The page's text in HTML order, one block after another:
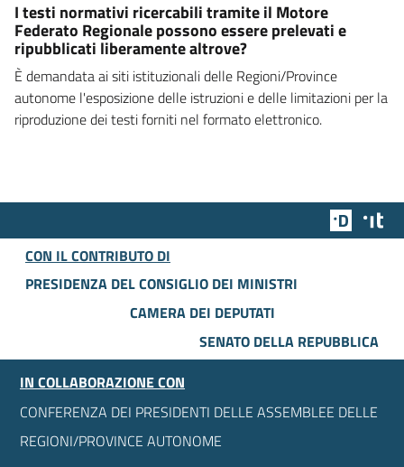
I testi normativi ricercabili tramite il Motore
Federato Regionale possono essere prelevati e
ripubblicati liberamente altrove?
È demandata ai siti istituzionali delle Regioni/Province
autonome l'esposizione delle istruzioni e delle limitazioni per la
riproduzione dei testi forniti nel formato elettronico.
Team
CON IL CONTRIBUTO DI
PRESIDENZA DEL CONSIGLIO DEI MINISTRI
CAMERA DEI DEPUTATI
SENATO DELLA REPUBBLICA
IN COLLABORAZIONE CON
CONFERENZA DEI PRESIDENTI DELLE ASSEMBLEE DELLE
REGIONI/PROVINCE AUTONOME